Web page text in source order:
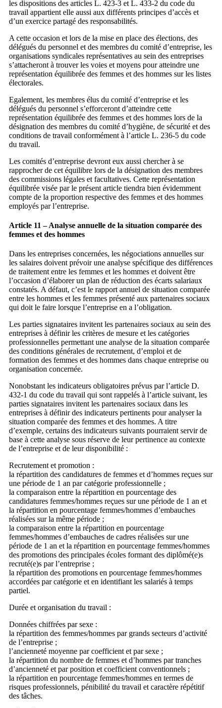
les dispositions des articles L. 423-3 et L. 433-2 du code du
travail appartient elle aussi aux différents principes d’accès et
d’un exercice partagé des responsabilités.
A cette occasion et lors de la mise en place des élections, des
délégués du personnel et des membres du comité d’entreprise, les
organisations syndicales représentatives au sein des entreprises
s’attacheront à trouver les voies et moyens pour atteindre une
représentation équilibrée des femmes et des hommes sur les listes
électorales.
Egalement, les membres élus du comité d’entreprise et les
délégués du personnel s’efforceront d’atteindre cette
représentation équilibrée des femmes et des hommes lors de la
désignation des membres du comité d’hygiène, de sécurité et des
conditions de travail conformément à l’article L. 236-5 du code
du travail.
Les comités d’entreprise devront eux aussi chercher à se
rapprocher de cet équilibre lors de la désignation des membres
des commissions légales et facultatives. Cette représentation
équilibrée visée par le présent article tiendra bien évidemment
compte de la proportion respective des femmes et des hommes
employés par l’entreprise.
Article 11 – Analyse annuelle de la situation comparée des
femmes et des hommes
Dans les entreprises concernées, les négociations annuelles sur
les salaires doivent prévoir une analyse spécifique des différences
de traitement entre les femmes et les hommes et doivent être
l’occasion d’élaborer un plan de réduction des écarts salariaux
constatés. A défaut, c’est le rapport annuel de situation comparée
entre les hommes et les femmes présenté aux partenaires sociaux
qui doit le faire lorsque l’entreprise en a l’obligation.
Les parties signataires invitent les partenaires sociaux au sein des
entreprises à définir les critères de mesure et les catégories
professionnelles permettant une analyse de la situation comparée
des conditions générales de recrutement, d’emploi et de
formation des femmes et des hommes dans chaque entreprise ou
organisation concernée.
Nonobstant les indicateurs obligatoires prévus par l’article D.
432-1 du code du travail qui sont rappelés à l’article suivant, les
parties signataires invitent les partenaires sociaux dans les
entreprises à définir des indicateurs pertinents pour analyser la
situation comparée des femmes et des hommes. A titre
d’exemple, certains des indicateurs suivants pourraient servir de
base à cette analyse sous réserve de leur pertinence au contexte
de l’entreprise et de leur disponibilité :
Recrutement et promotion :
la répartition des candidatures de femmes et d’hommes reçues sur
une période de 1 an par catégorie professionnelle ;
la comparaison entre la répartition en pourcentage des
candidatures femmes/hommes reçues sur une période de 1 an et
la répartition en pourcentage femmes/hommes d’embauches
réalisées sur la même période ;
la comparaison entre la répartition en pourcentage
femmes/hommes d’embauches de cadres réalisées sur une
période de 1 an et la répartition en pourcentage femmes/hommes
des promotions des principales écoles formant des diplômé(e)s
recruté(e)s par l’entreprise ;
la répartition des promotions en pourcentage femmes/hommes
accordées par catégorie et en identifiant les salariés à temps
partiel.
Durée et organisation du travail :
Données chiffrées par sexe :
la répartition des femmes/hommes par grands secteurs d’activité
de l’entreprise ;
l’ancienneté moyenne par coefficient et par sexe ;
la répartition du nombre de femmes et d’hommes par tranches
d’ancienneté et par position et coefficient conventionnels ;
la répartition en pourcentage femmes/hommes en termes de
risques professionnels, pénibilité du travail et caractère répétitif
des tâches.